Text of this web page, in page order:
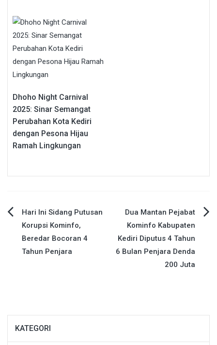
Dhoho Night Carnival
2025: Sinar Semangat
Perubahan Kota Kediri
dengan Pesona Hijau
Ramah Lingkungan
Navigasi
pos
Hari Ini Sidang Putusan
Korupsi Kominfo,
Beredar Bocoran 4
Tahun Penjara
Dua Mantan Pejabat
Kominfo Kabupaten
Kediri Diputus 4 Tahun
6 Bulan Penjara Denda
200 Juta
KATEGORI